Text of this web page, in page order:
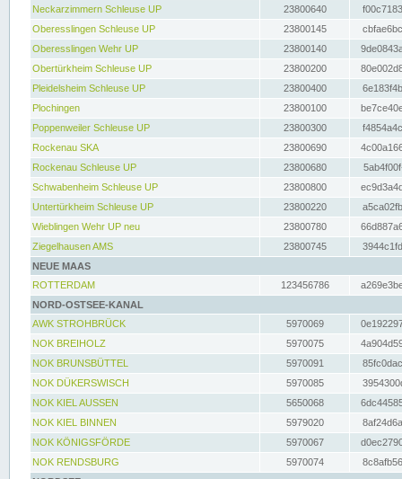
Neckarzimmern Schleuse UP
23800640
Oberesslingen Schleuse UP
23800145
Oberesslingen Wehr UP
23800140
Obertürkheim Schleuse UP
23800200
Pleidelsheim Schleuse UP
23800400
Plochingen
23800100
Poppenweiler Schleuse UP
23800300
Rockenau SKA
23800690
Rockenau Schleuse UP
23800680
Schwabenheim Schleuse UP
23800800
Untertürkheim Schleuse UP
23800220
Wieblingen Wehr UP neu
23800780
Ziegelhausen AMS
23800745
NEUE MAAS
ROTTERDAM
123456786
NORD-OSTSEE-KANAL
AWK STROHBRÜCK
5970069
NOK BREIHOLZ
5970075
NOK BRUNSBÜTTEL
5970091
NOK DÜKERSWISCH
5970085
NOK KIEL AUSSEN
5650068
NOK KIEL BINNEN
5979020
NOK KÖNIGSFÖRDE
5970067
NOK RENDSBURG
5970074